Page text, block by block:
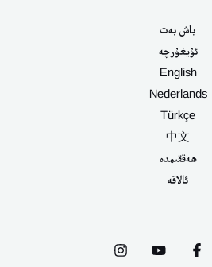
باش بەت
ئۇيغۇرچە
English
Nederlands
Türkçe
中文
ھەققىمدە
ئالاقە